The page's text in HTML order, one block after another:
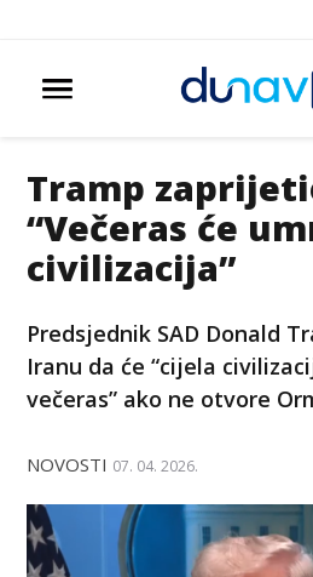
Tramp
“Večeras će
civilizacija”
Predsjednik SAD Donald
Iranu da će “cijela
večeras” ako ne otvore
NOVOSTI 07. 04. 2026.